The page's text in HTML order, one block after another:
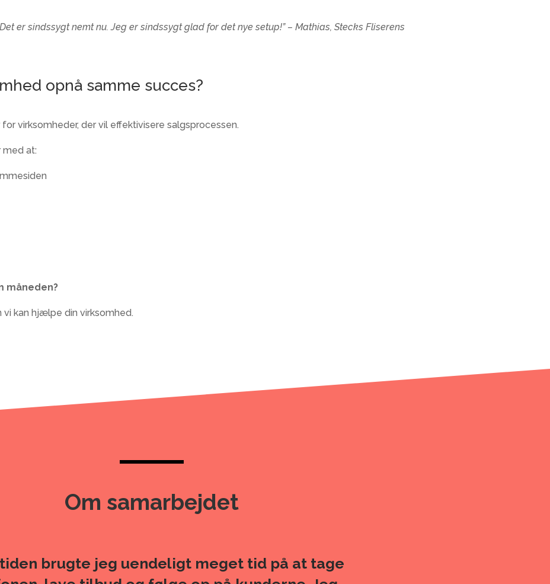
er sindssygt nemt nu. Jeg er sindssygt glad for det nye setup!” – Mathias, Stecks Fliserens
opnå samme succes?
virksomheder, der vil effektivisere salgsprocessen.
at:
måneden?
vi kan hjælpe din virksomhed.
Om samarbejdet
tiden brugte jeg uendeligt meget tid på at tage